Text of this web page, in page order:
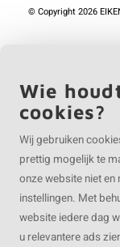
©Copyright2026
Wie
cookies?
Wij gebruiken
prettig mogelijk te
onze website niet
instellingen. Met
website iedere dag
u relevantere ads